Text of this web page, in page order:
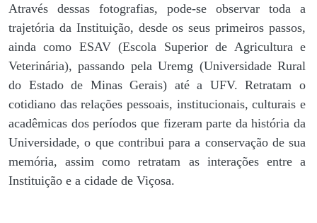
Através dessas fotografias, pode-se observar toda a
trajetória da Instituição, desde os seus primeiros passos,
ainda como ESAV (Escola Superior de Agricultura e
Veterinária), passando pela Uremg (Universidade Rural
do Estado de Minas Gerais) até a UFV. Retratam o
cotidiano das relações pessoais, institucionais, culturais e
acadêmicas dos períodos que fizeram parte da história da
Universidade, o que contribui para a conservação de sua
memória, assim como retratam as interações entre a
Instituição e a cidade de Viçosa.